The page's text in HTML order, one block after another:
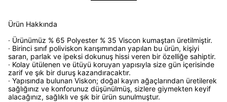
Ürün Hakkında
· Ürünümüz % 65 Polyester % 35 Viscon kumaştan üretilmiştir.
· Birinci sınıf poliviskon karışımından yapılan bu ürün, kişiyi
saran, parlak ve ipeksi dokunuş hissi veren bir özelliğe sahiptir.
· Kolay ütülenen ve ütüyü koruyan yapısıyla size gün içerisinde
zarif ve şık bir duruş kazandıracaktır.
· Yapısında bulunan Viskon; doğal kayın ağaçlarından üretilerek
sağlığınız ve konforunuz düşünülmüş, sizlere giymekten keyif
alacağınız, sağlıklı ve şık bir ürün sunulmuştur.